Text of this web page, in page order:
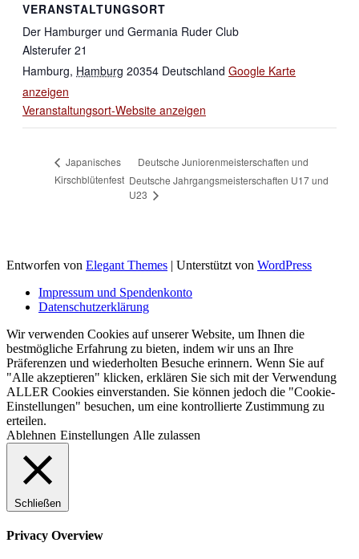
VERANSTALTUNGSORT
Der Hamburger und Germania Ruder Club
Alsterufer 21
Hamburg, Hamburg 20354 Deutschland Google Karte
anzeigen
Veranstaltungsort-Website anzeigen
Japanisches
Kirschblütenfest
Deutsche Juniorenmeisterschaften und
Deutsche Jahrgangsmeisterschaften U17 und
U23
Entworfen von Elegant Themes | Unterstützt von WordPress
Impressum und Spendenkonto
Datenschutzerklärung
Wir verwenden Cookies auf unserer Website, um Ihnen die
bestmögliche Erfahrung zu bieten, indem wir uns an Ihre
Präferenzen und wiederholten Besuche erinnern. Wenn Sie auf
"Alle akzeptieren" klicken, erklären Sie sich mit der Verwendung
ALLER Cookies einverstanden. Sie können jedoch die "Cookie-
Einstellungen" besuchen, um eine kontrollierte Zustimmung zu
erteilen.
Ablehnen Einstellungen Alle zulassen
Schließen
Privacy Overview